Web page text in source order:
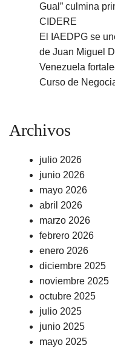
Gual” culmina
CIDERE
El IAEDPG se
de Juan Miguel
Venezuela
Curso de
Archivos
julio 2026
junio 2026
mayo 2026
abril 2026
marzo 2026
febrero 2026
enero 2026
diciembre 2025
noviembre 2025
octubre 2025
julio 2025
junio 2025
mayo 2025